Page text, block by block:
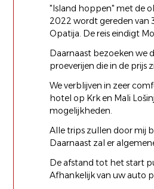
"Island hoppen" met de
2022 wordt gereden van
Opatija. De reis eindigt
Daarnaast bezoeken we
proeverijen die in de prijs
We verblijven in zeer
hotel op Krk en Mali
mogelijkheden.
Alle trips zullen door mij
Daarnaast zal er
De afstand tot het start
Afhankelijk van uw auto